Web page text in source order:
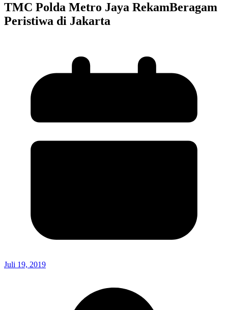
TMC Polda Metro Jaya RekamBeragam
Peristiwa di Jakarta
Juli 19, 2019